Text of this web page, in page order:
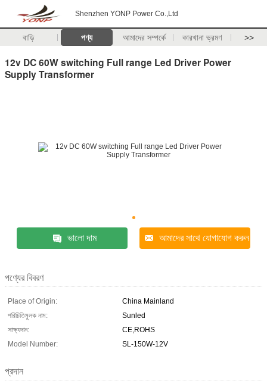
Shenzhen YONP Power Co.,Ltd
বাড়ি পণ্য আমাদের সম্পর্কে কারখানা ভ্রমণ >>
12v DC 60W switching Full range Led Driver Power
Supply Transformer
ভালো দাম আমাদের সাথে যোগাযোগ করুন
পণ্যের বিবরণ
Place of Origin:
China Mainland
পরিচিতিমুলক নাম:
Sunled
সাক্ষ্যদান:
CE,ROHS
Model Number:
SL-150W-12V
প্রদান